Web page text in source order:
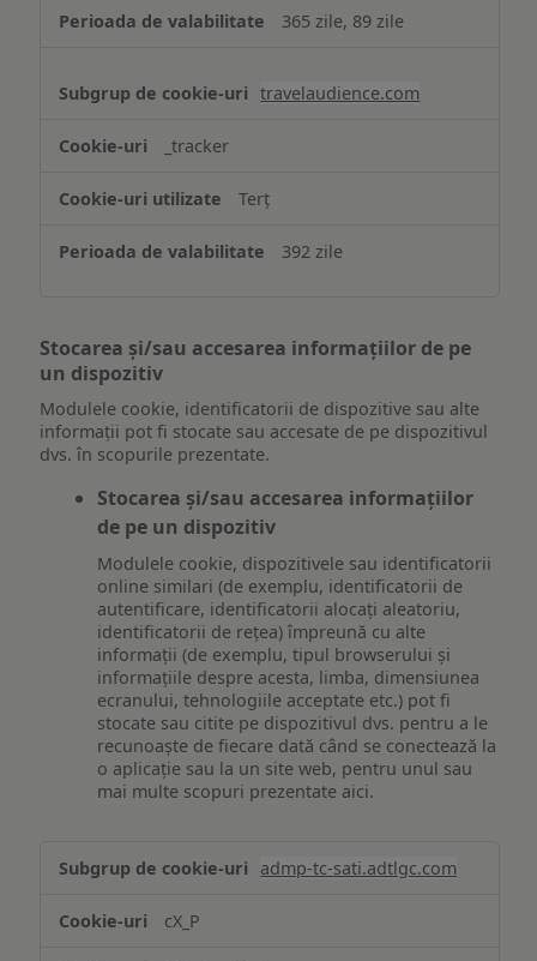
365 zile, 89 zile
travelaudience.com
_tracker
Terț
392 zile
Stocarea și/sau accesarea informațiilor de pe
un dispozitiv
Modulele cookie, identificatorii de dispozitive sau alte
informații pot fi stocate sau accesate de pe dispozitivul
dvs. în scopurile prezentate.
Stocarea și/sau accesarea informațiilor
de pe un dispozitiv
Modulele cookie, dispozitivele sau identificatorii
online similari (de exemplu, identificatorii de
autentificare, identificatorii alocați aleatoriu,
identificatorii de rețea) împreună cu alte
informații (de exemplu, tipul browserului și
informațiile despre acesta, limba, dimensiunea
ecranului, tehnologiile acceptate etc.) pot fi
stocate sau citite pe dispozitivul dvs. pentru a le
recunoaște de fiecare dată când se conectează la
o aplicație sau la un site web, pentru unul sau
mai multe scopuri prezentate aici.
și/sau
informațiilor
admp-tc-sati.adtlgc.com
cX_P